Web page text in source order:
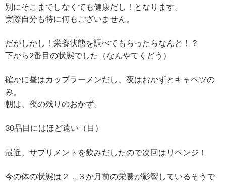
別にそこまでしなくても健康だし！となります。
実際自分も特に何もございません。
だがしかし！栄養状態を調べてもらったらなんと！？
下から2番目の状態でした（なんやてくどう）
確かに昼はカップラーメンだし、夜はおかずとキャベツの
み。
朝は、夜の残りのおかず。
30品目にはほど遠い（目）
最近、サプリメントを飲みだしたので次回はリベンジ！
今の体の状態は２，３か月前の栄養が影響しているそうで